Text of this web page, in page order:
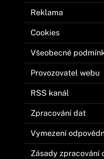
Reklama
Cookies
Všeobecné
Provozovatel webu
RSS kanál
Zpracování dat
Vymezení
Zásady zpracování